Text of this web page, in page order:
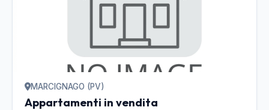
MARCIGNAGO (PV)
Appartamenti in vendita